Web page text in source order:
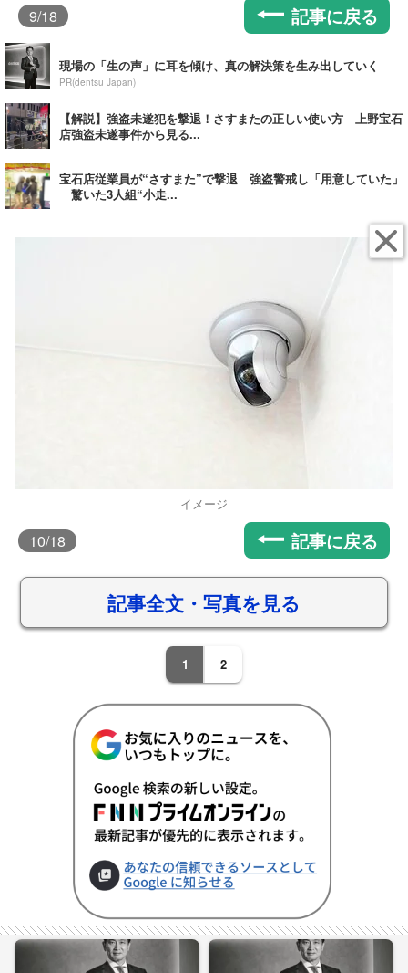
9/18 記事に戻る
現場の「生の声」に耳を傾け、真の解決策を生み出していく
PR(dentsu Japan)
【解説】強盗未遂犯を撃退！さすまたの正しい使い方 上野宝石
店強盗未遂事件から見る...
宝石店従業員が“さすまた”で撃退 強盗警戒し「用意していた」
驚いた3人組“小走...
イメージ
10/18 記事に戻る
記事全文・写真を見る
1 2